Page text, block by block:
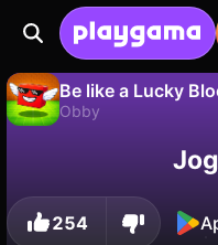
Be like a Lucky
Obby
Salve o
254